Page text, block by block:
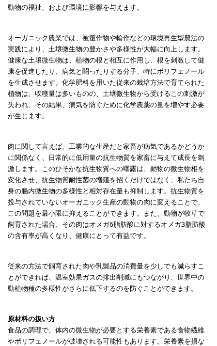
動物の福祉、および環境に影響を与えます。
オーガニック農業では、被覆作物や輪作などの環境再生型農法の
実践により、土壌微生物の豊かさや多様性が大幅に向上します。
健康な土壌微生物は、植物の根と相互に作用し、根を刺激して健
康を促進したり、病気と闘ったりする分子、特にポリフェノール
を生成させます。化学肥料を用いた従来の栽培方法で育てられた
植物は、収穫量は多いものの、土壌微生物から受けるこの刺激が
失われ、その結果、病気を防ぐために化学農薬の量を増やす必要
が生じます。
肉に関して言えば、工業的な生産だと家畜が病気であるかどうか
に関係なく、日常的に低用量の抗生物質を家畜に与えて成長を刺
激します。このひそかな抗生物質への曝露は、動物の微生物相を
変化させ、抗生物質耐性菌の増殖を招くだけではなく、私たち自
身の腸内微生物の多様性と相対存在量も抑制します。抗生物質を
投与されていないオーガニック生産の動物の肉に変えることで、
この問題を最小限に抑えることができます。また、動物が牧草で
飼育された場合、その肉はオメガ6脂肪酸に対するオメガ3脂肪酸
の含有率が高くなり、健康にとって有益です。
従来の方法で飼育された肉や乳製品の消費量を少しでも減らすこ
とができれば、温室効果ガスの排出削減にもつながり、世界中の
動植物種の多様性がさらに低下するのを防ぐことができます。
原材料の扱い方
食品の調理で、体内の微生物が必要とする栄養素である食物繊維
やポリフェノールが破壊される可能性もあります。栄養素を損な